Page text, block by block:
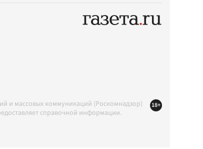
и массовых коммуникаций (Роскомнадзор)
справочной информации.
18+